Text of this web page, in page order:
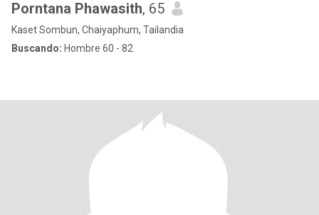
Porntana Phawasith, 65
Kaset Sombun, Chaiyaphum, Tailandia
Buscando: Hombre 60 - 82